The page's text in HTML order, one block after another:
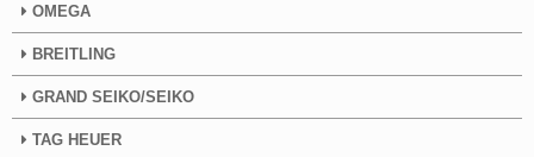
OMEGA
BREITLING
GRAND SEIKO/SEIKO
TAG HEUER